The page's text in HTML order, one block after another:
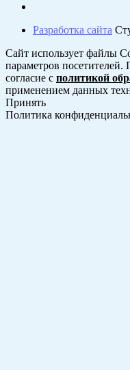
Разработка сайта
Сайт использует файлы
параметров посетителей.
согласие с политикой
применением данных
Принять
Политика